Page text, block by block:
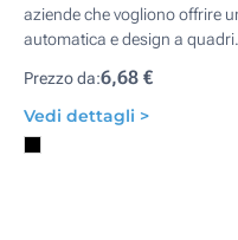
aziende che vogliono offrire
automatica e design a quadri.
Prezzo da:6,68 €
Vedi dettagli >